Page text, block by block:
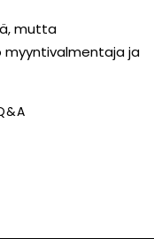
mutta
myyntivalmentaja ja